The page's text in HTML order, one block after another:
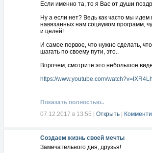
Если именно та, то я Вас от души
Ну а если нет? Ведь как часто мы идем
навязанных нам социумом программ,
и целей!
И самое первое, что нужно сделать,
шагать по своему пути, это..
Впрочем, смотрите это небольшое
https://www.youtube.com/
Показать полностью..
07.12.2017 в 13:55
Открыть
Создаем жизнь своей мечты
Замечательного дня, друзья!